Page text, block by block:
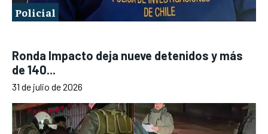
Policial
Ronda Impacto deja nueve detenidos y más
de 140...
31 de julio de 2026